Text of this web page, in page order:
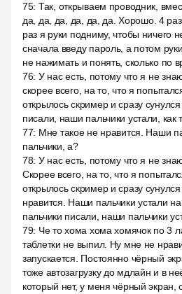
75: Так, открываем проводник,
да, да, да, да, да, да. Хорошо. 4
раз я руки подниму, чтобы ничего
сначала введу пароль, а потом
не нажимать и понять, сколько по
76: У нас есть, потому что я не
скорее всего, на то, что я
открылось скример и сразу
писали, наши пальчики устали,
77: Мне такое не нравится. Наши
пальчики, а?
78: У нас есть, потому что я не
Скорее всего, на то, что я
открылось скример и сразу
нравится. Наши пальчики устали
пальчики писали, наши пальчики
79: Че то хома хома хомячок по 3
таблетки не выпил. Ну мне не
запускается. Постоянно чёрный
тоже автозагрузку до мдлайн и в
который нет, у меня чёрный экран,